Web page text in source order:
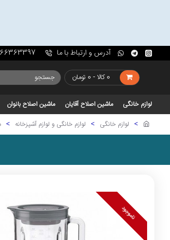
آدرس و ارتباط با ما 66363397
0 کالا - 0 تومان
لوازم خانگی ماشین اصلاح آقایان ماشین اصلاح بانوان
لوازم خانگی
لوازم خانگی و لوازم آشپزخانه
ناموجود